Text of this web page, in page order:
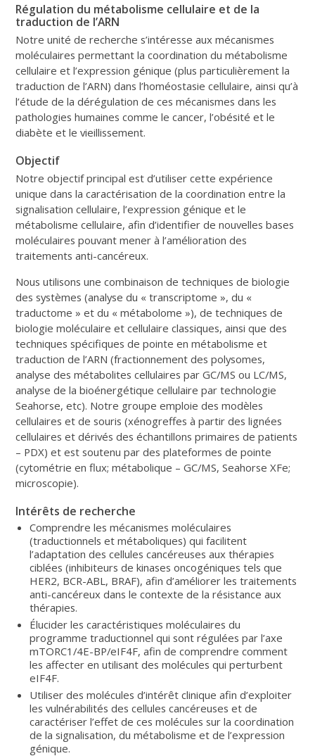
Régulation du métabolisme cellulaire et de la
traduction de l’ARN
Notre unité de recherche s’intéresse aux mécanismes
moléculaires permettant la coordination du métabolisme
cellulaire et l’expression génique (plus particulièrement la
traduction de l’ARN) dans l’homéostasie cellulaire, ainsi qu’à
l’étude de la dérégulation de ces mécanismes dans les
pathologies humaines comme le cancer, l’obésité et le
diabète et le vieillissement.
Objectif
Notre objectif principal est d’utiliser cette expérience
unique dans la caractérisation de la coordination entre la
signalisation cellulaire, l’expression génique et le
métabolisme cellulaire, afin d’identifier de nouvelles bases
moléculaires pouvant mener à l’amélioration des
traitements anti-cancéreux.
Nous utilisons une combinaison de techniques de biologie
des systèmes (analyse du « transcriptome », du «
traductome » et du « métabolome »), de techniques de
biologie moléculaire et cellulaire classiques, ainsi que des
techniques spécifiques de pointe en métabolisme et
traduction de l’ARN (fractionnement des polysomes,
analyse des métabolites cellulaires par GC/MS ou LC/MS,
analyse de la bioénergétique cellulaire par technologie
Seahorse, etc). Notre groupe emploie des modèles
cellulaires et de souris (xénogreffes à partir des lignées
cellulaires et dérivés des échantillons primaires de patients
– PDX) et est soutenu par des plateformes de pointe
(cytométrie en flux; métabolique – GC/MS, Seahorse XFe;
microscopie).
Intérêts de recherche
Comprendre les mécanismes moléculaires
(traductionnels et métaboliques) qui facilitent
l’adaptation des cellules cancéreuses aux thérapies
ciblées (inhibiteurs de kinases oncogéniques tels que
HER2, BCR-ABL, BRAF), afin d’améliorer les traitements
anti-cancéreux dans le contexte de la résistance aux
thérapies.
Élucider les caractéristiques moléculaires du
programme traductionnel qui sont régulées par l’axe
mTORC1/4E-BP/eIF4F, afin de comprendre comment
les affecter en utilisant des molécules qui perturbent
eIF4F.
Utiliser des molécules d’intérêt clinique afin d’exploiter
les vulnérabilités des cellules cancéreuses et de
caractériser l’effet de ces molécules sur la coordination
de la signalisation, du métabolisme et de l’expression
génique.